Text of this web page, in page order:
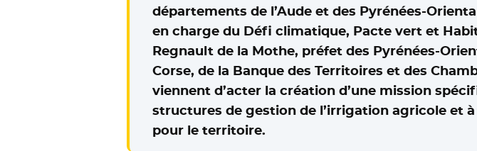
départements de l’Aude et des Pyrénées-
en charge du Défi climatique, Pacte vert et
Regnault de la Mothe, préfet des Pyrénées-
Corse, de la Banque des Territoires et des
viennent d’acter la création d’une mission
structures de gestion de l’irrigation agricole et
pour le territoire.